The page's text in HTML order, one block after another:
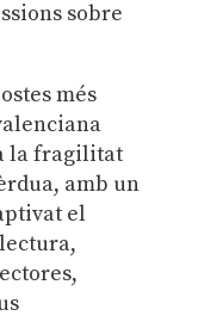
sobre
més
la fragilitat
amb un
el